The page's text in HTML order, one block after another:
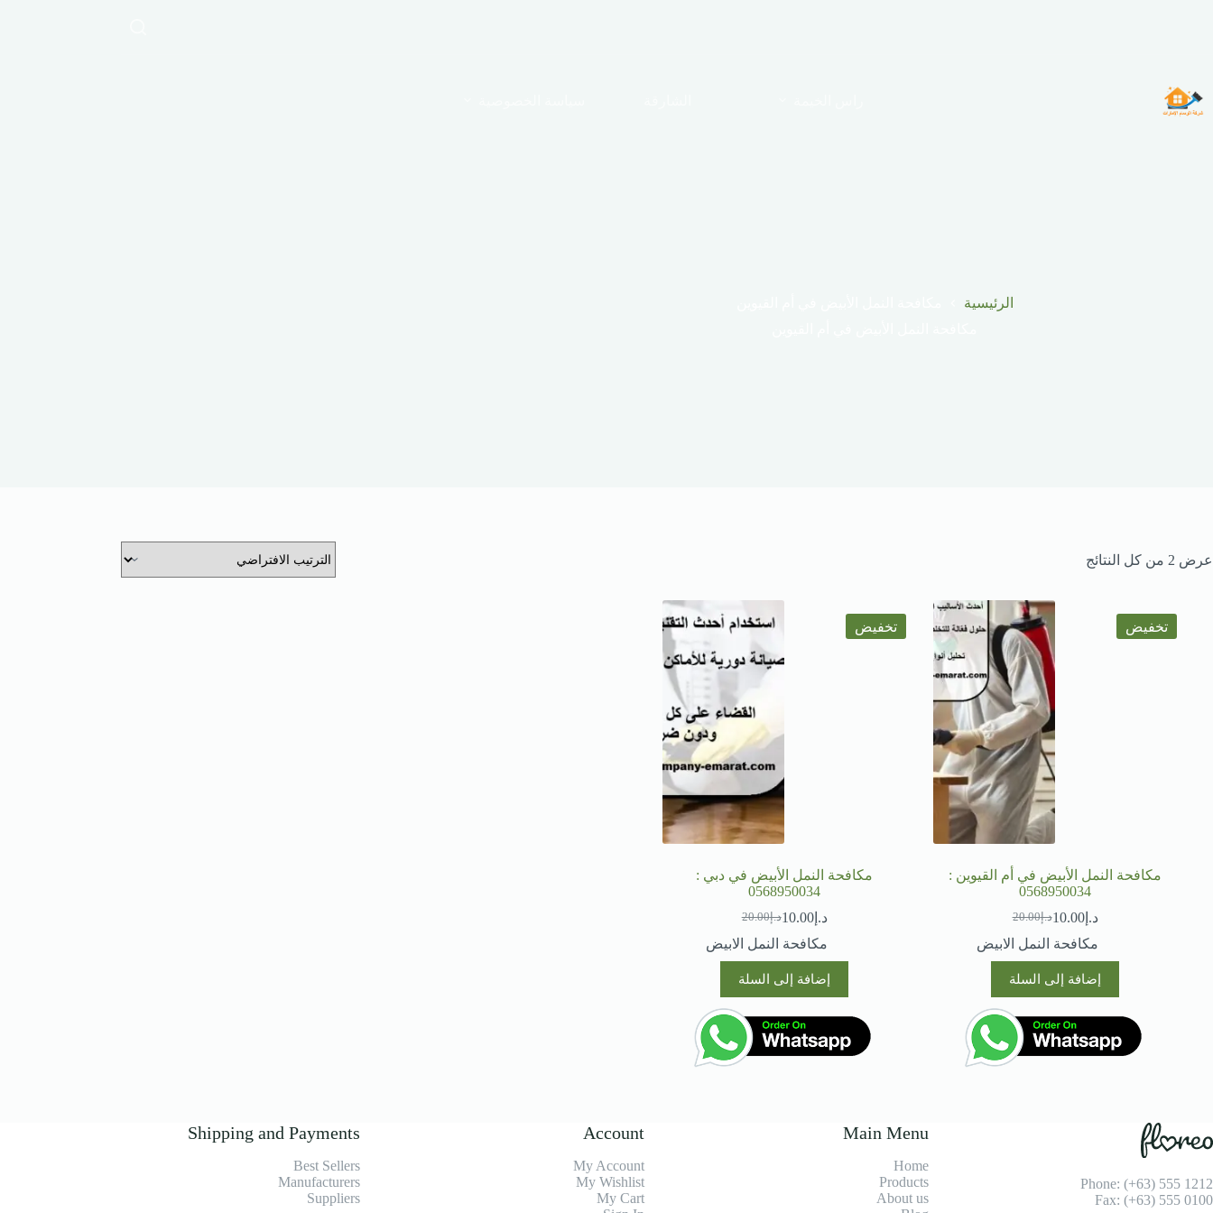
الرئيسية
عرض ⁦2⁩ من كل النتائج
تخفيض
مكافحة النمل الأبيض في أم القيوين :
0568950034
د.إ20.00
السعر
الأصلي
هو:
د.إ10.00السعر
الحالي
هو:
مكافحة النمل الابيض
إضافة إلى السلة
تخفيض
مكافحة النمل الأبيض في دبي :
0568950034
د.إ20.00
السعر
الأصلي
هو:
د.إ10.00السعر
الحالي
هو:
مكافحة النمل الابيض
إضافة إلى السلة
Phone: (+63) 555 1212
Fax: (+63) 555 0100
Main Menu
Home
Products
About us
Account
My Account
My Wishlist
My Cart
Shipping and Payments
Best Sellers
Manufacturers
Suppliers